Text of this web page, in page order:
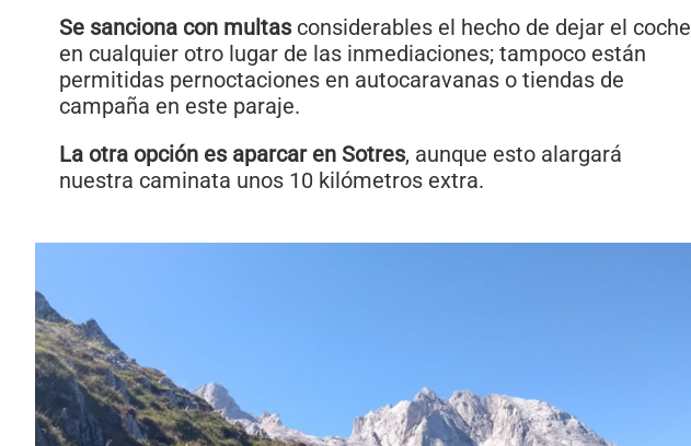
Se sanciona con multasconsiderables el hecho de dejar el coche
en cualquier otro lugar de las inmediaciones; tampoco están
permitidas pernoctaciones en autocaravanas o tiendas de
campaña en este paraje.
La otra opción es aparcar en Sotres, aunque esto alargará
nuestra caminata unos 10 kilómetros extra.